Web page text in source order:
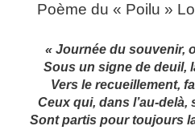
Poème du « Poilu »
« Journée du souvenir,
Sous un signe de deuil,
Vers le recueillement,
Ceux qui, dans l’au-
Sont partis pour toujours